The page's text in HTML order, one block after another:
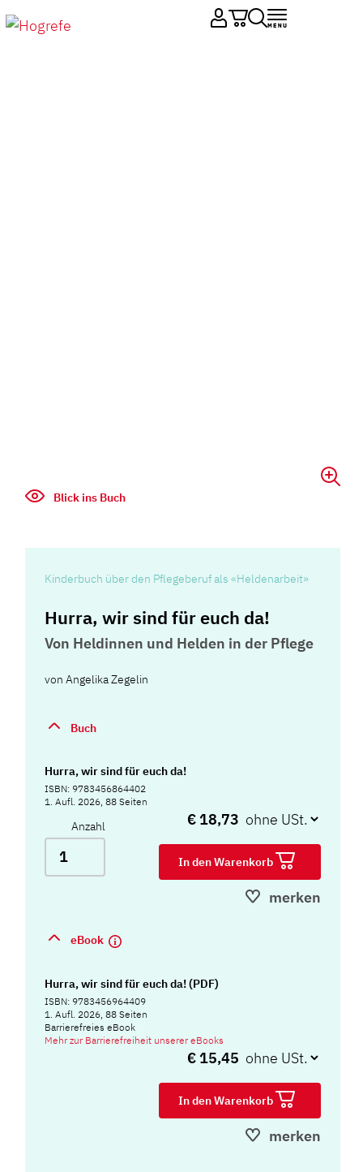
Blick ins Buch
Kinderbuch über den Pflegeberuf als «Heldenarbeit»
Hurra, wir sind für euch da!
Von Heldinnen und Helden in der Pflege
vonAngelika Zegelin
Buch
Hurra, wir sind für euch da!
ISBN: 9783456864402
1. Aufl. 2026, 88 Seiten
Anzahl € 18,73
In den Warenkorb
merken
eBook
Hurra, wir sind für euch da! (PDF)
ISBN: 9783456964409
1. Aufl. 2026, 88 Seiten
Barrierefreies eBook
Mehr zur Barrierefreiheit unserer eBooks
€ 15,45
In den Warenkorb
merken